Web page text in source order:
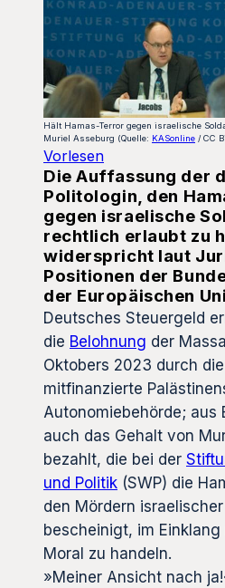
Hält Hamas-Terror gegen israelische
Muriel Asseburg (Quelle: KASonline / CC
Vorlesen
Die Auffassung der
Politologin, den
gegen israelische
rechtlich erlaubt zu
widerspricht laut
Positionen der
der Europäischen
Deutsches Steuergeld
die Belohnung der
Oktobers 2023 durch
mitfinanzierte
Autonomiebehörde; aus
auch das Gehalt von
bezahlt, die bei der
und Politik (SWP) die
den Mördern
bescheinigt, im
Moral zu handeln.
»Meiner Ansicht nach